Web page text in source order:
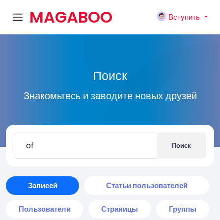
MAGABOO
Вступить
Поиск
Знакомьтесь и заводите новых друзей
Поиск
Записей Статьи пользователей
Пользователи Страницы Группы